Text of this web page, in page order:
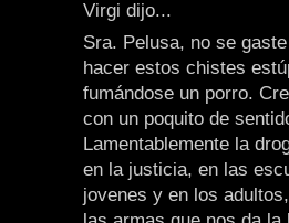
Virgi dijo...
Sra. Pelusa, no se
hacer estos chistes
fumándose un porro.
con un poquito de
Lamentablemente la
en la justicia, en las
jovenes y en los